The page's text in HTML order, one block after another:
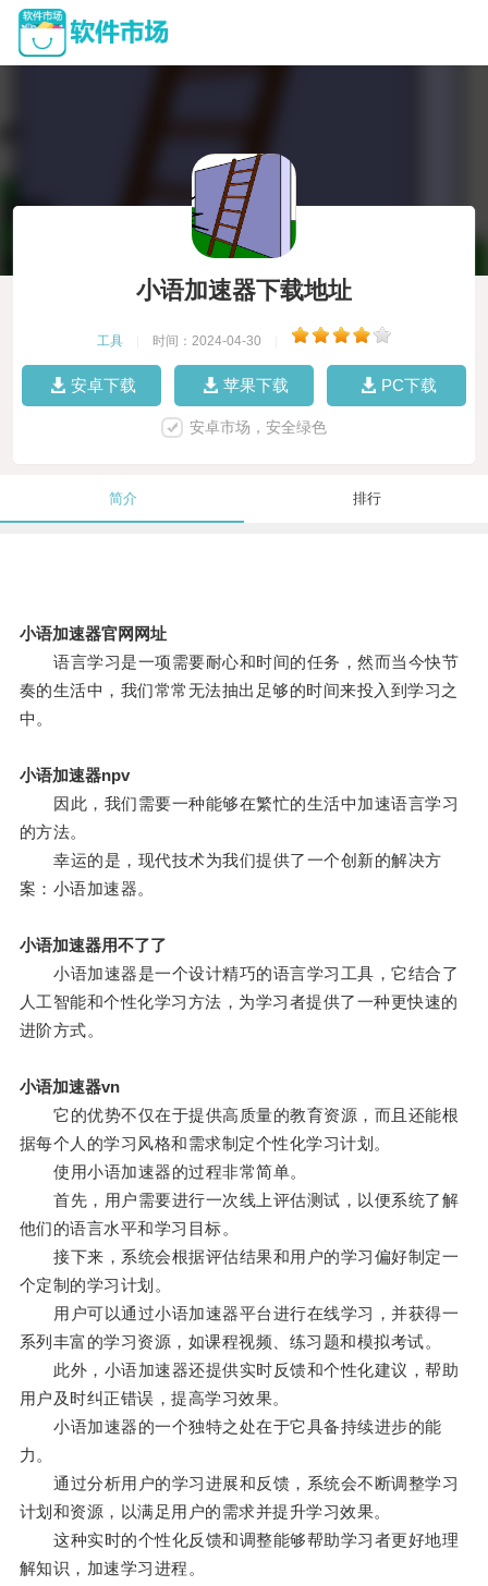
小语加速器下载地址
工具 时间：2024-04-30
安卓下载 苹果下载 PC下载
安卓市场，安全绿色
简介 排行
小语加速器官网网址
语言学习是一项需要耐心和时间的任务，然而当今快节
奏的生活中，我们常常无法抽出足够的时间来投入到学习之
中。
小语加速器npv
因此，我们需要一种能够在繁忙的生活中加速语言学习
的方法。
幸运的是，现代技术为我们提供了一个创新的解决方
案：小语加速器。
小语加速器用不了了
小语加速器是一个设计精巧的语言学习工具，它结合了
人工智能和个性化学习方法，为学习者提供了一种更快速的
进阶方式。
小语加速器vn
它的优势不仅在于提供高质量的教育资源，而且还能根
据每个人的学习风格和需求制定个性化学习计划。
使用小语加速器的过程非常简单。
首先，用户需要进行一次线上评估测试，以便系统了解
他们的语言水平和学习目标。
接下来，系统会根据评估结果和用户的学习偏好制定一
个定制的学习计划。
用户可以通过小语加速器平台进行在线学习，并获得一
系列丰富的学习资源，如课程视频、练习题和模拟考试。
此外，小语加速器还提供实时反馈和个性化建议，帮助
用户及时纠正错误，提高学习效果。
小语加速器的一个独特之处在于它具备持续进步的能
力。
通过分析用户的学习进展和反馈，系统会不断调整学习
计划和资源，以满足用户的需求并提升学习效果。
这种实时的个性化反馈和调整能够帮助学习者更好地理
解知识，加速学习进程。